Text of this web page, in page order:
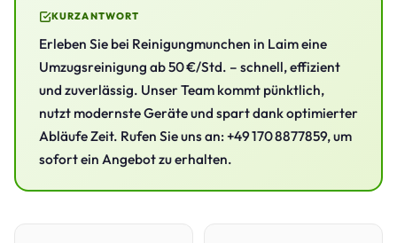
KURZANTWORT
Erleben Sie bei Reinigungmunchen in Laim eine
Umzugsreinigung ab 50 €/Std. – schnell, effizient
und zuverlässig. Unser Team kommt pünktlich,
nutzt modernste Geräte und spart dank optimierter
Abläufe Zeit. Rufen Sie uns an: +49 170 8877859, um
sofort ein Angebot zu erhalten.